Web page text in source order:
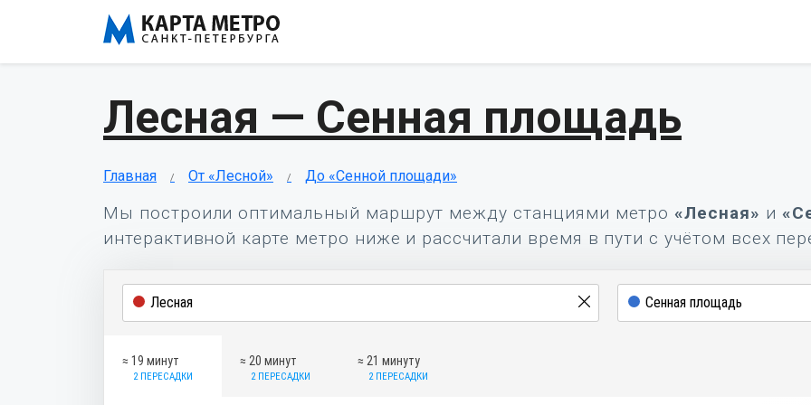
Лесная — Сенная площадь
Главная От «Лесной» До «Сенной площади»
Мы построили оптимальный маршрут между станциями метро«Лесная» и
интерактивной карте метро ниже и рассчитали время в пути с учётом всех
≈ 19 минут
2 ПЕРЕСАДКИ
≈ 20 минут
2 ПЕРЕСАДКИ
≈ 21 минуту
2 ПЕРЕСАДКИ